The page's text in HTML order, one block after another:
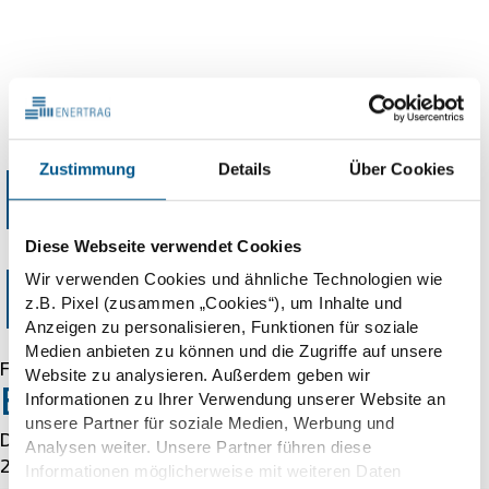
Zustimmung Details Über Cookies
Diese Webseite verwendet Cookies
Wir verwenden Cookies und ähnliche Technologien wie
z.B. Pixel (zusammen „Cookies“), um Inhalte und
Anzeigen zu personalisieren, Funktionen für soziale
Medien anbieten zu können und die Zugriffe auf unsere
Website zu analysieren. Außerdem geben wir
Informationen zu Ihrer Verwendung unserer Website an
unsere Partner für soziale Medien, Werbung und
Analysen weiter. Unsere Partner führen diese
Informationen möglicherweise mit weiteren Daten
01.10.2024
Error 403
Forbidden
Forbidden
Error 54113
Details: cache-cmh1290072-CMH 1786056149
2333558396